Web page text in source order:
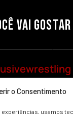
o Consentimento
experiências, usamos
VAI GOSTAR
SOBRE PAIXÃO
Por
mais Artigos